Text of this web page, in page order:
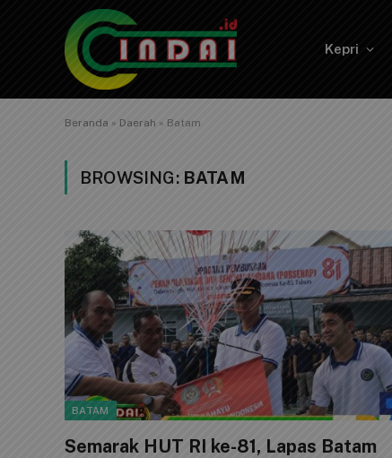
Kepri
Beranda » Daerah » Batam
BROWSING: BATAM
BATAM
Semarak HUT RI ke-81, Lapas Batam